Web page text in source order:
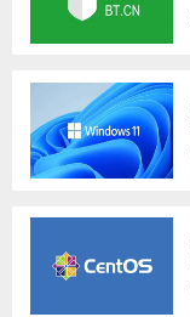
在线工具
优秀个人博客